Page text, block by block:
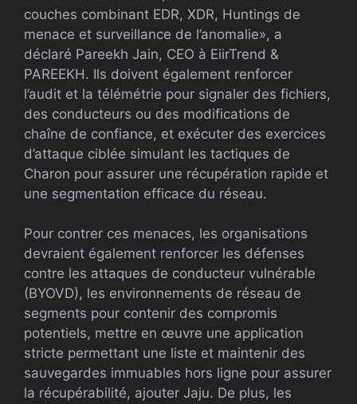
couches combinant EDR, XDR, Huntings de
menace et surveillance de l’anomalie», a
déclaré Pareekh Jain, CEO à EiirTrend &
PAREEKH. Ils doivent également renforcer
l’audit et la télémétrie pour signaler des fichiers,
des conducteurs ou des modifications de
chaîne de confiance, et exécuter des exercices
d’attaque ciblée simulant les tactiques de
Charon pour assurer une récupération rapide et
une segmentation efficace du réseau.
Pour contrer ces menaces, les organisations
devraient également renforcer les défenses
contre les attaques de conducteur vulnérable
(BYOVD), les environnements de réseau de
segments pour contenir des compromis
potentiels, mettre en œuvre une application
stricte permettant une liste et maintenir des
sauvegardes immuables hors ligne pour assurer
la récupérabilité, ajouter Jaju. De plus, les